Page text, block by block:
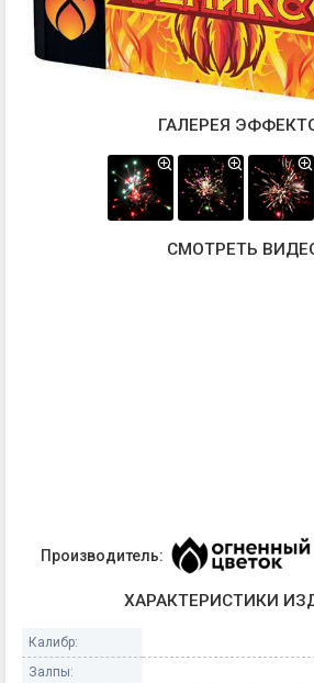
ГАЛЕРЕЯ
СМОТРЕТЬ
Производитель:
ХАРАКТЕРИСТИКИ
Калибр:
Залпы: